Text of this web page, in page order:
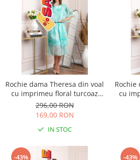
Rochie dama Theresa din voal
cu imprimeu floral turcoaz
aqua
296,00 RON
169,00 RON
IN STOC
Rochie
cu
-43% -43%